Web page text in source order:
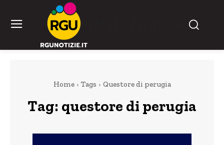
Home Tags Questore di perugia
Tag: questore di perugia